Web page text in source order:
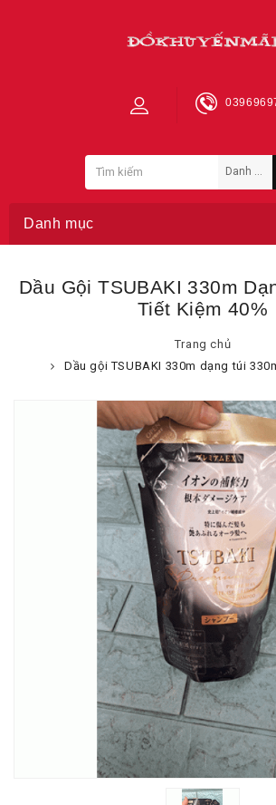
Danh mục
Dầu Gội TSUBAKI 330m
Tiết Kiệm 40%
Trang chủ
Dầu gội TSUBAKI 330m dạng túi